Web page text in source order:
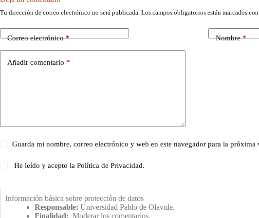
Tu dirección de correo electrónico no será publicada. Los campos obligatorios están marcados con
Correo electrónico* Nombre*
Añadir comentario *
Guarda mi nombre, correo electrónico y web en este navegador para la próxima
He leído y acepto laPolítica de Privacidad.
Información básica sobre protección de datos
Responsable: Universidad Pablo de Olavide.
Finalidad: Moderar los comentarios.